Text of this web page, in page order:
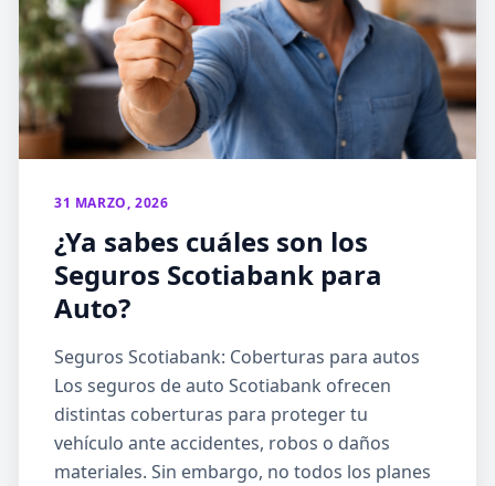
31 MARZO, 2026
¿Ya sabes cuáles son los
Seguros Scotiabank para
Auto?
Seguros Scotiabank: Coberturas para autos
Los seguros de auto Scotiabank ofrecen
distintas coberturas para proteger tu
vehículo ante accidentes, robos o daños
materiales. Sin embargo, no todos los planes